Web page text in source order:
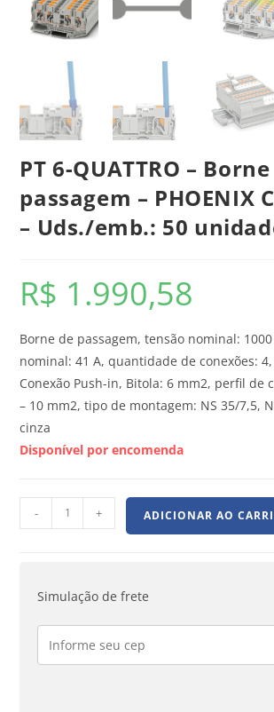
PT 6-QUATTRO –
passagem – PHOENIX
– Uds./emb.: 50
R$ 1.990,58
Borne de passagem, tensão nominal:
nominal: 41 A, quantidade de conexões:
Conexão Push-in, Bitola: 6 mm2, perfil de
– 10 mm2, tipo de montagem: NS 35/7,5,
cinza
Disponível por encomenda
- + ADICIONAR AO
Simulação de frete